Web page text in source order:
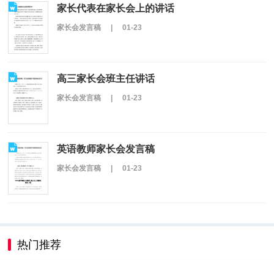
家长代表在家长会上的讲话
家长会发言稿 01-23
高三家长会班主任讲话
家长会发言稿 01-23
英语教师家长会发言稿
家长会发言稿 01-23
热门推荐